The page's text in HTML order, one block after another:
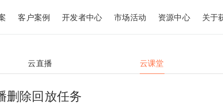
客户案例 开发者中心 市场活动 资源中心 关于
云直播 云课堂
删除回放任务